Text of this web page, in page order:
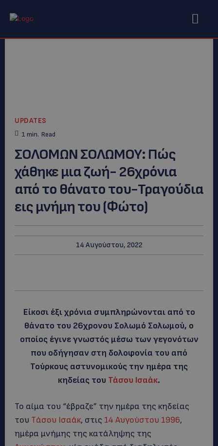
UPDATES
1 min. Read
ΣΟΛΟΜΩΝ ΣΟΛΩΜΟΥ: Πώς
χάθηκε μια ζωή- 26χρόνια
από το θάνατο του-Τραγούδια
εις μνήμη του (Φώτο)
14 Αυγούστου, 2022
Είκοσι έξι χρόνια συμπληρώνονται από το
θάνατο του 26χρονου Σολωμό Σολωμού, ο
οποίος έγινε γνωστός μέσω των γεγονότων
που οδήγησαν στη δολοφονία του από
Τούρκους αστυνομικούς την ημέρα της
κηδείας του Τάσου Ισαάκ.
Το αίμα του “έβραζε” την ημέρα της κηδείας
του Tάσου Ισαάκ, στις 14 Αυγούστου 1996,
ημέρα μνήμης της κατάληψης της